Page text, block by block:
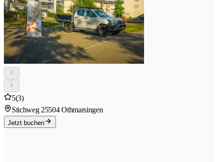
5(3)
Stichweg 25504 Othmarsingen
Jetzt buchen